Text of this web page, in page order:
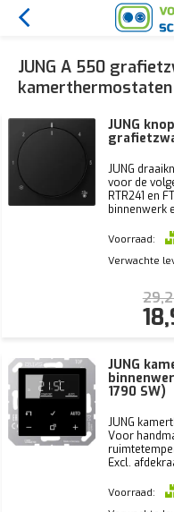
JUNG A 550
kamerthermostaten
JUNG
JUNG
voor de
RTR241 en
binnenwerk
Voorraad:
Verwachte
JUNG
1790 SW)
JUNG
Voor
Excl.
Voorraad: